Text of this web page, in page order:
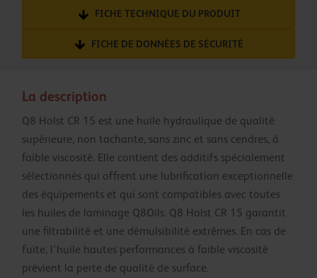
FICHE TECHNIQUE DU PRODUIT
FICHE DE DONNÉES DE SÉCURITÉ
La description
Q8 Holst CR 15 est une huile hydraulique de qualité
supérieure, non tachante, sans zinc et sans cendres, à
faible viscosité. Elle contient des additifs spécialement
sélectionnés qui offrent une lubrification exceptionnelle
des équipements et qui sont compatibles avec toutes
les huiles de laminage Q8Oils. Q8 Holst CR 15 garantit
une filtrabilité et une démulsibilité extrêmes. En cas de
fuite, l'huile hautes performances à faible viscosité
prévient la perte de qualité de surface.